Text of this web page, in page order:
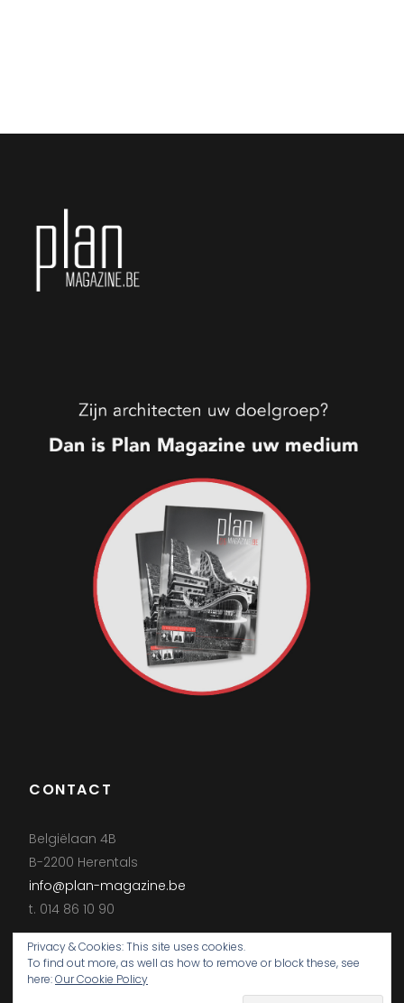
CONTACT
Belgiëlaan 4B
B-2200 Herentals
info@plan-magazine.be
t. 014 86 10 90
Privacy & Cookies: This site uses cookies.
To find out more, as well as how to remove or block these, see
here:Our Cookie Policy